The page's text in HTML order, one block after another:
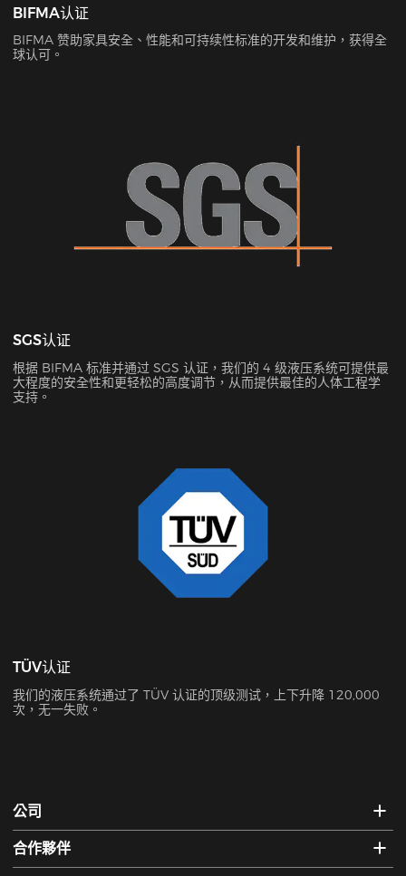
BIFMA认证
BIFMA 赞助家具安全、性能和可持续性标准的开发和维护，获得全
球认可。
SGS认证
根据 BIFMA 标准并通过 SGS 认证，我们的 4 级液压系统可提供最
大程度的安全性和更轻松的高度调节，从而提供最佳的人体工程学
支持。
TÜV认证
我们的液压系统通过了 TÜV 认证的顶级测试，上下升降 120,000
次，无一失败。
公司
合作夥伴